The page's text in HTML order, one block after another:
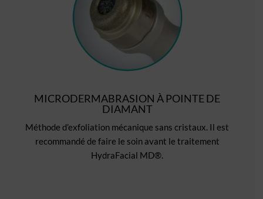
MICRODERMABRASION À POINTE DE
DIAMANT
Méthode d’exfoliation mécanique sans cristaux. Il est
recommandé de faire le soin avant le traitement
HydraFacial MD®.